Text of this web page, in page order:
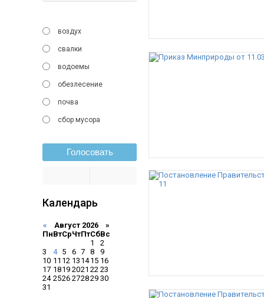
воздух
свалки
водоемы
обезлесение
почва
сбор мусора
Голосовать
Календарь
« Август 2026 »
ПнВтСрЧтПтСбВс
1
2
3
4 5 6 7 8
9
10 11 12 13 14 15 16
17 1819 2021 22 23
24 2526 272829 30
31